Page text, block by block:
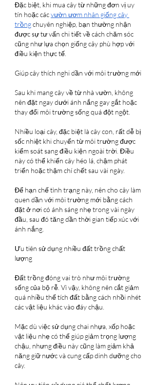
Đặc biệt, khi mua cây từ những đơn vị uy
tín hoặc các vườn ươm nhân giống cây
trồng chuyên nghiệp, bạn thường nhận
được sự tư vấn chi tiết về cách chăm sóc
cũng như lựa chọn giống cây phù hợp với
điều kiện thực tế.
Giúp cây thích nghi dần với môi trường mới
Sau khi mang cây về từ nhà vườn, không
nên đặt ngay dưới ánh nắng gay gắt hoặc
thay đổi môi trường sống quá đột ngột.
Nhiều loại cây, đặc biệt là cây con, rất dễ bị
sốc nhiệt khi chuyển từ môi trường được
kiểm soát sang điều kiện ngoài trời. Điều
này có thể khiến cây héo lá, chậm phát
triển hoặc thậm chí chết sau vài ngày.
Để hạn chế tình trạng này, nên cho cây làm
quen dần với môi trường mới bằng cách
đặt ở nơi có ánh sáng nhẹ trong vài ngày
đầu, sau đó tăng dần thời gian tiếp xúc với
ánh nắng.
Ưu tiên sử dụng nhiều đất trồng chất
lượng
Đất trồng đóng vai trò như môi trường
sống của bộ rễ. Vì vậy, không nên cắt giảm
quá nhiều thể tích đất bằng cách nhồi nhét
các vật liệu khác vào đáy chậu.
Mặc dù việc sử dụng chai nhựa, xốp hoặc
vật liệu nhẹ có thể giúp giảm trọng lượng
chậu, nhưng điều này cũng làm giảm khả
năng giữ nước và cung cấp dinh dưỡng cho
cây.